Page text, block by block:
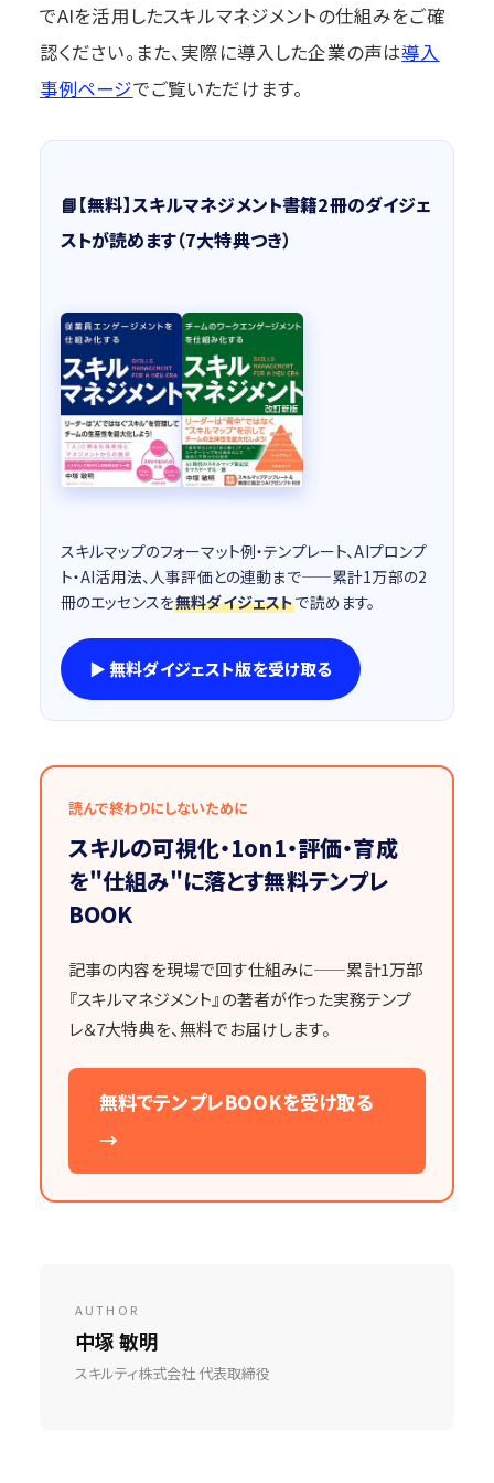
でAIを活用したスキルマネジメントの仕組みをご確
認ください。また、実際に導入した企業の声は導入
事例ページでご覧いただけます。
📘【無料】スキルマネジメント書籍2冊のダイジェ
ストが読めます（7大特典つき）
スキルマップのフォーマット例・テンプレート、AIプロンプ
ト・AI活用法、人事評価との連動まで——累計1万部の2
冊のエッセンスを無料ダイジェストで読めます。
▶ 無料ダイジェスト版を受け取る
読んで終わりにしないために
スキルの可視化・1on1・評価・育成
を"仕組み"に落とす無料テンプレ
BOOK
記事の内容を現場で回す仕組みに——累計1万部
『スキルマネジメント』の著者が作った実務テンプ
レ＆7大特典を、無料でお届けします。
無料でテンプレBOOKを受け取る
→
AUTHOR
中塚 敏明
スキルティ株式会社 代表取締役